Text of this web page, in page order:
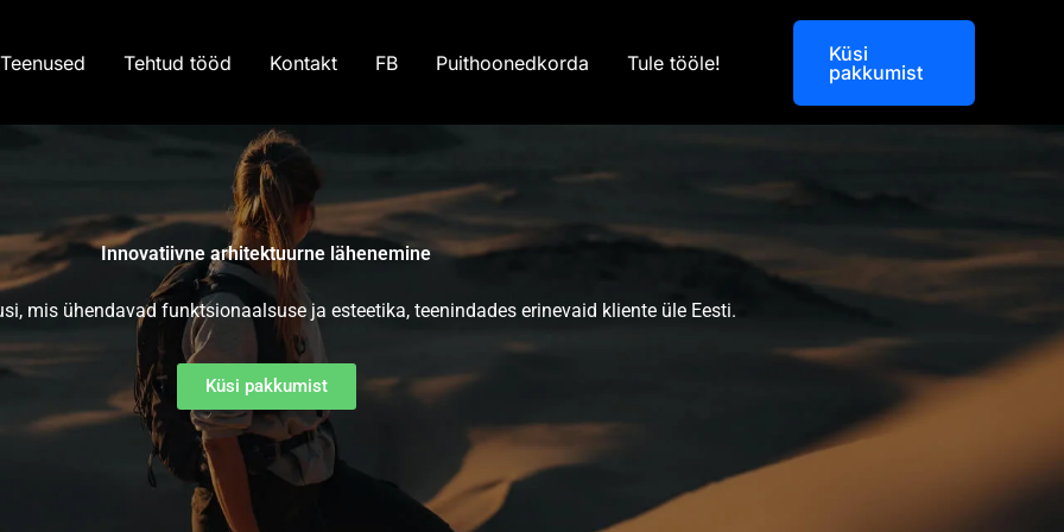
Teenused Tehtud tööd Kontakt FB Puithoonedkorda Tule tööle!
Küsi
pakkumist
Innovatiivne arhitektuurne lähenemine​
mis ühendavad funktsionaalsuse ja esteetika, teenindades erinevaid kliente üle Eesti.
Küsi pakkumist